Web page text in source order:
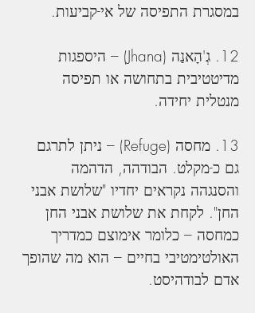
במסגרת התפיסה של אי-קביעות.
12. גְ'הָאנַה (Jhana) – היספגות
מדיטטיבית בתחושה או תפיסה
מנטלית יחידה.
13. מחסה (Refuge) – ניתן לתרגם
גם כ-מקלט. הבודהה, הדהמה
והסנגהה נקראים יחדיו "שלושת אבני
החן". לקחת את שלושת אבני החן
כמחסה – כלומר אימוצם כמדריך
האולטימטיבי בחיים – הוא מה שהופך
אדם לבודהיסט.